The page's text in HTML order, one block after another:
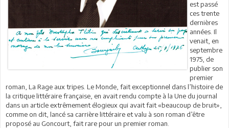
est passé
ces trente
dernières
années. Il
venait, en
septembre
1975, de
publier son
premier
roman, La Rage aux tripes. Le Monde, fait exceptionnel dans l’histoire de
la critique littéraire française, en avait rendu compte à la Une du journal
dans un article extrêmement élogieux qui avait fait «beaucoup de bruit»,
comme on dit, lancé sa carrière littéraire et valu à son roman d’être
proposé au Goncourt, fait rare pour un premier roman.